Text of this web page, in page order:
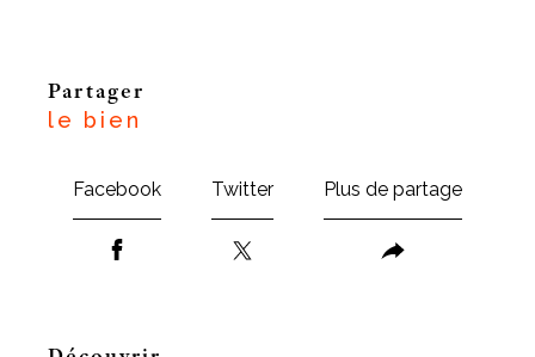
partager
le bien
Facebook Twitter Plus de partage